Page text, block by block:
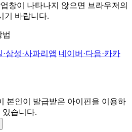
창이 나타나지 않으면 브라우저의
기 바랍니다.
법
·삼성·사파리앱 네이버·다음·카카
본인이 발급받은 아이핀을 이용하
있습니다.